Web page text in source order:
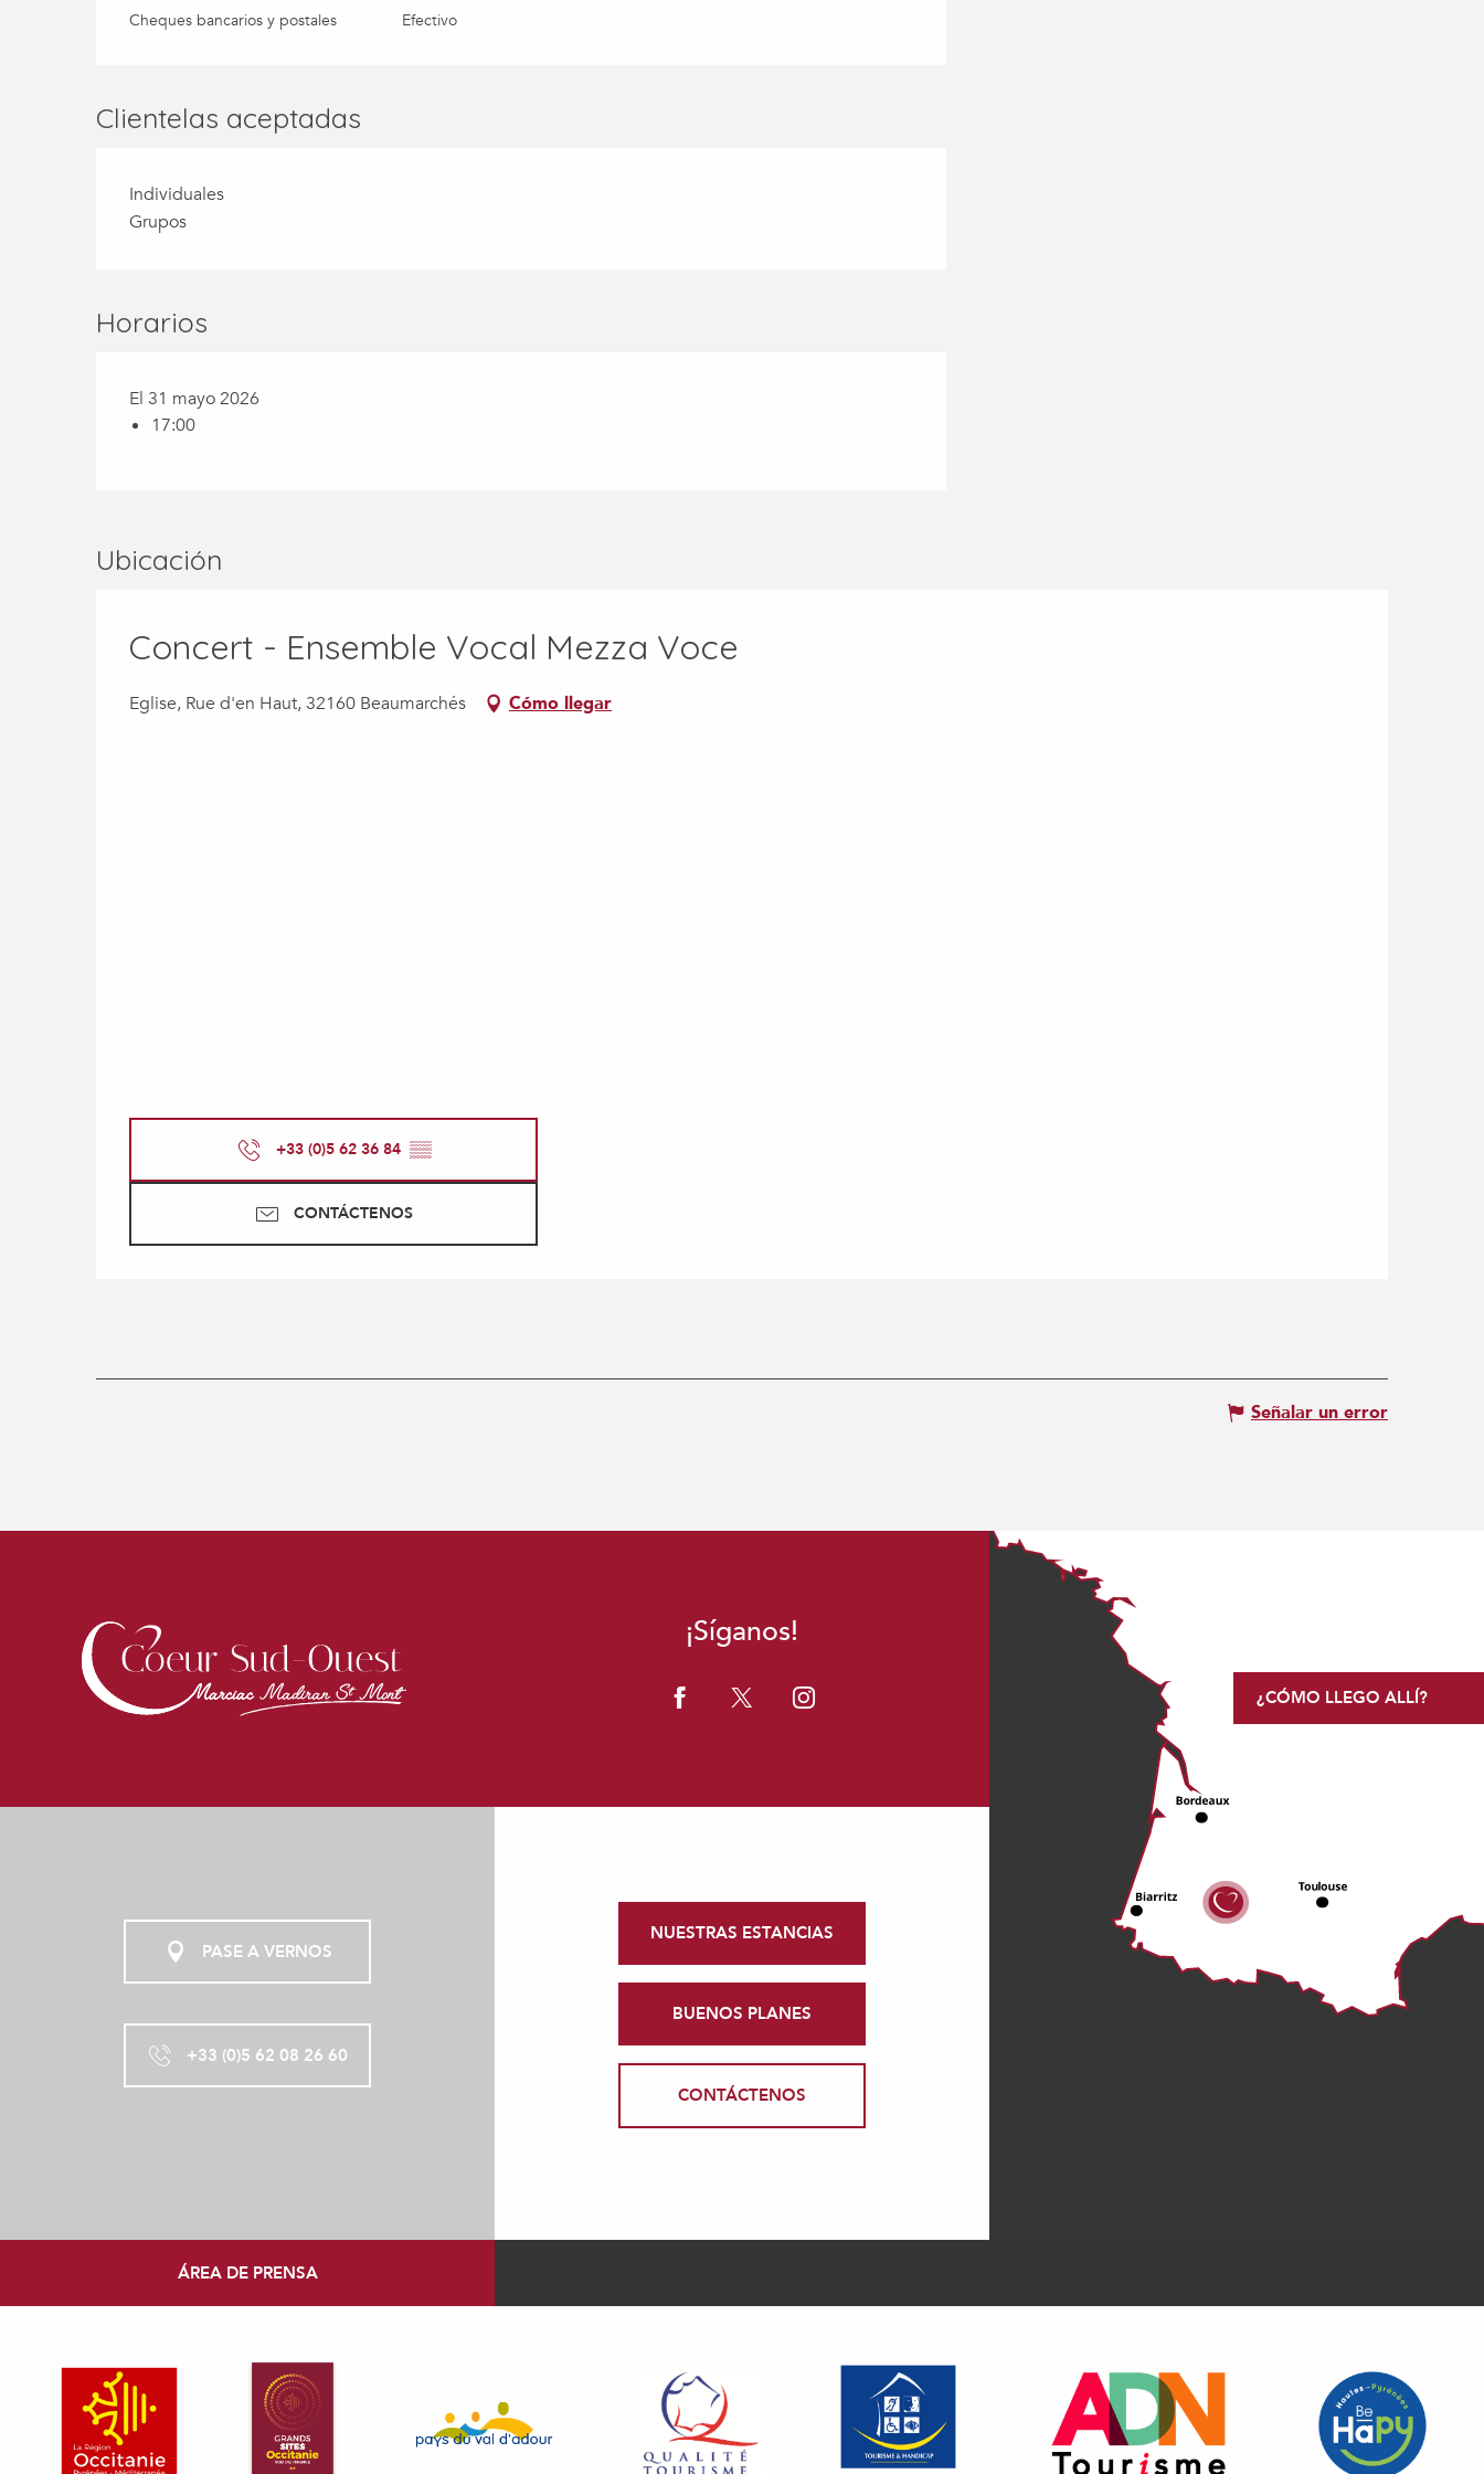
Cheques bancarios y postales Efectivo
Clientelas aceptadas
Individuales
Grupos
Horarios
El 31 mayo 2026
17:00
Ubicación
Concert - Ensemble Vocal Mezza Voce
Eglise, Rue d'en Haut, 32160 Beaumarchés Cómo llegar
+33 (0)5 62 36 84 ▒▒
CONTÁCTENOS
Señalar un error
¡Síganos!
PASE A VERNOS
+33 (0)5 62 08 26 60
NUESTRAS ESTANCIAS
BUENOS PLANES
CONTÁCTENOS
¿CÓMO LLEGO ALLÍ?
ÁREA DE PRENSA